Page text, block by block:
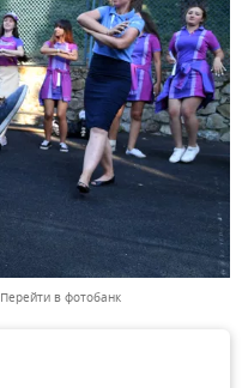
Перейти в фотобанк